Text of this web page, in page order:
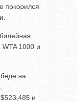
покорился
1000 и
на
и